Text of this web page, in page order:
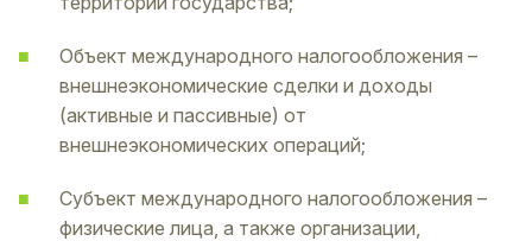
Объект международного налогообложения –
внешнеэкономические сделки и доходы
(активные и пассивные) от
внешнеэкономических операций;
Субъект международного налогообложения –
физические лица, а также организации,